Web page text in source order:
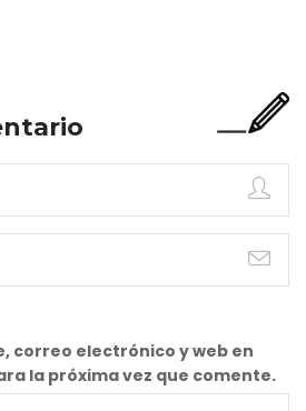
correo electrónico y web en
la próxima vez que comente.